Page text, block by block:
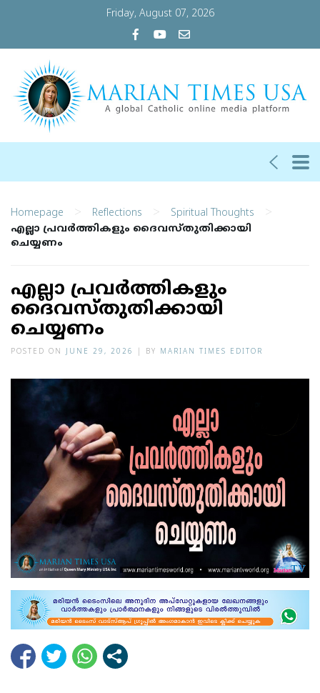
Friday, August 07, 2026
Homepage > Reflections > Spiritual Thoughts >
എല്ലാ പ്രവര്‍ത്തികളും ദൈവസ്തുതിക്കായി
ചെയ്യണം
എല്ലാ പ്രവര്‍ത്തികളും
ദൈവസ്തുതിക്കായി
ചെയ്യണം
POSTED ON JUNE 29, 2026 BY MARIAN TIMES EDITOR